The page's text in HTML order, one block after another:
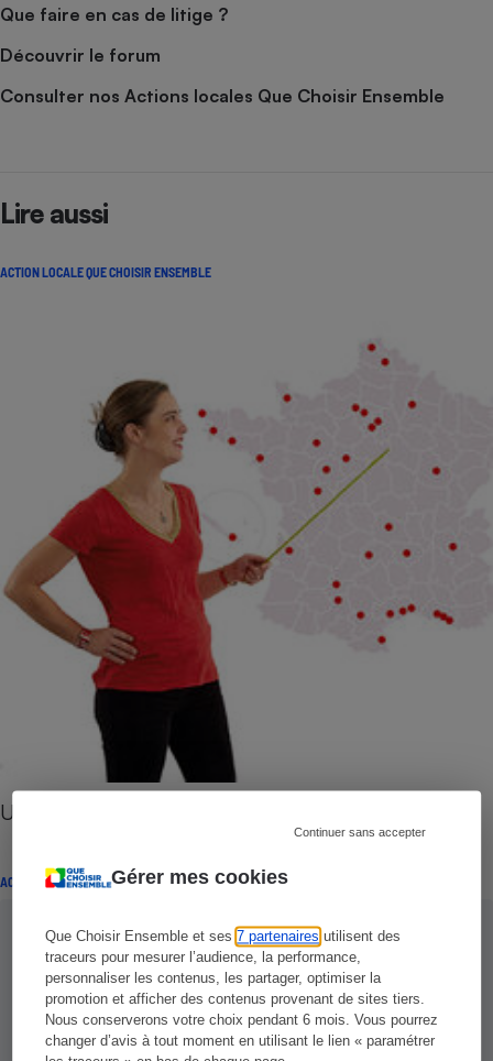
Gérer mes cookies
Que Choisir Ensemble et ses7 partenaires utilisent des
traceurs pour mesurer l’audience, la performance,
personnaliser les contenus, les partager, optimiser la
promotion et afficher des contenus provenant de sites tiers.
Nous conserverons votre choix pendant 6 mois. Vous pourrez
changer d’avis à tout moment en utilisant le lien « paramétrer
Continuer sans accepter
Que faire en cas de litige ?
Découvrir le forum
Consulter nos Actions locales Que Choisir Ensemble
Lire aussi
ACTION LOCALE QUE CHOISIR ENSEMBLE
UFC-Que Choisir - Un an d’actions locales
ACTION LOCALE QUE CHOISIR ENSEMBLE